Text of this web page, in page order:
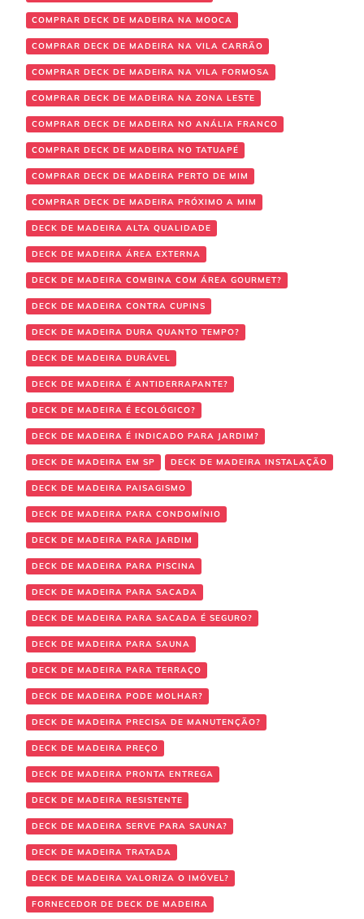
COMPRAR DECK DE MADEIRA NA MOOCA
COMPRAR DECK DE MADEIRA NA VILA CARRÃO
COMPRAR DECK DE MADEIRA NA VILA FORMOSA
COMPRAR DECK DE MADEIRA NA ZONA LESTE
COMPRAR DECK DE MADEIRA NO ANÁLIA FRANCO
COMPRAR DECK DE MADEIRA NO TATUAPÉ
COMPRAR DECK DE MADEIRA PERTO DE MIM
COMPRAR DECK DE MADEIRA PRÓXIMO A MIM
DECK DE MADEIRA ALTA QUALIDADE
DECK DE MADEIRA ÁREA EXTERNA
DECK DE MADEIRA COMBINA COM ÁREA GOURMET?
DECK DE MADEIRA CONTRA CUPINS
DECK DE MADEIRA DURA QUANTO TEMPO?
DECK DE MADEIRA DURÁVEL
DECK DE MADEIRA É ANTIDERRAPANTE?
DECK DE MADEIRA É ECOLÓGICO?
DECK DE MADEIRA É INDICADO PARA JARDIM?
DECK DE MADEIRA EM SP DECK DE MADEIRA INSTALAÇÃO
DECK DE MADEIRA PAISAGISMO
DECK DE MADEIRA PARA CONDOMÍNIO
DECK DE MADEIRA PARA JARDIM
DECK DE MADEIRA PARA PISCINA
DECK DE MADEIRA PARA SACADA
DECK DE MADEIRA PARA SACADA É SEGURO?
DECK DE MADEIRA PARA SAUNA
DECK DE MADEIRA PARA TERRAÇO
DECK DE MADEIRA PODE MOLHAR?
DECK DE MADEIRA PRECISA DE MANUTENÇÃO?
DECK DE MADEIRA PREÇO
DECK DE MADEIRA PRONTA ENTREGA
DECK DE MADEIRA RESISTENTE
DECK DE MADEIRA SERVE PARA SAUNA?
DECK DE MADEIRA TRATADA
DECK DE MADEIRA VALORIZA O IMÓVEL?
FORNECEDOR DE DECK DE MADEIRA